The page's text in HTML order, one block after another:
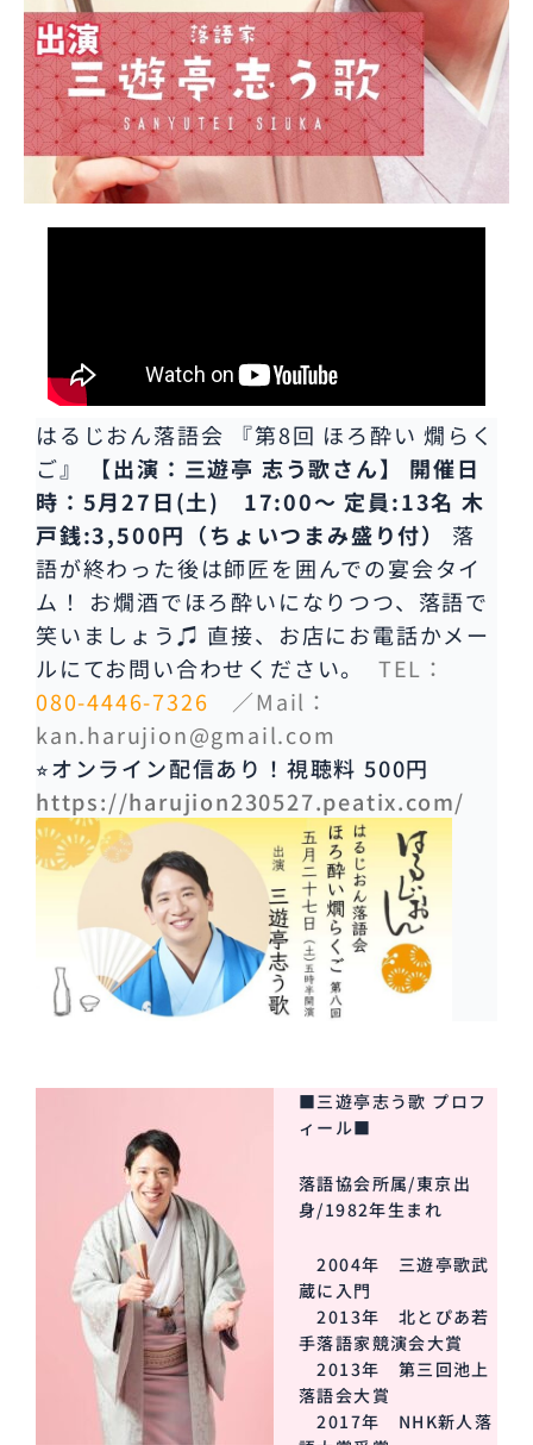
はるじおん落語会 『第8回 ほろ酔い 燗らく
ご』
【出演：三遊亭 志う歌さん】
開催日
時：5月27日(土) 17:00〜 定員:13名 木
戸銭:3,500円（ちょいつまみ盛り付）
落
語が終わった後は師匠を囲んでの宴会タイ
ム！ お燗酒でほろ酔いになりつつ、落語で
笑いましょう♫ 直接、お店にお電話かメー
ルにてお問い合わせください。
TEL：
080-4446-7326 ／Mail：
kan.harujion@gmail.com
⭐︎オンライン配信あり！視聴料 500円
https://harujion230527.peatix.com/
■三遊亭志う歌 プロフ
ィール■
落語協会所属/東京出
身/1982年生まれ
2004年 三遊亭歌武
蔵に入門
2013年 北とぴあ若
手落語家競演会大賞
2013年 第三回池上
落語会大賞
2017年 NHK新人落